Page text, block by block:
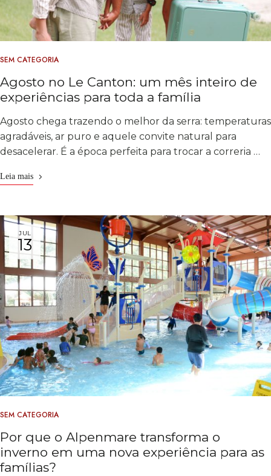
SEM CATEGORIA
Agosto no Le Canton: um mês inteiro de
experiências para toda a família
Agosto chega trazendo o melhor da serra: temperaturas
agradáveis, ar puro e aquele convite natural para
desacelerar. É a época perfeita para trocar a correria …
Leia mais
JUL
13
SEM CATEGORIA
Por que o Alpenmare transforma o
inverno em uma nova experiência para as
famílias?